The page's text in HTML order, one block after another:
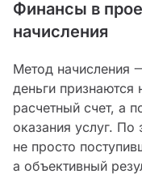
Финансы в
начисления
Метод начисления
деньги признаются
расчетный счет, а
оказания услуг. По
не просто
а объективный